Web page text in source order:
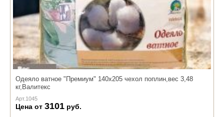
Одеяло ватное "Премиум" 140х205 чехол поплин,вес 3,48
кг,Валитекс
Арт.1045
Цена от 3101 руб.